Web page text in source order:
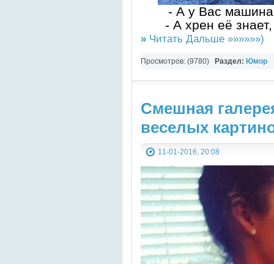
- А у Вас
- А хрен её
» Читать Дальше »»»»»»)
Просмотров: (9780) Раздел: Юмор
Смешная
веселых
11-01-2016, 20:08